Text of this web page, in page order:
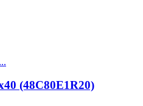
(48C80E1R20)